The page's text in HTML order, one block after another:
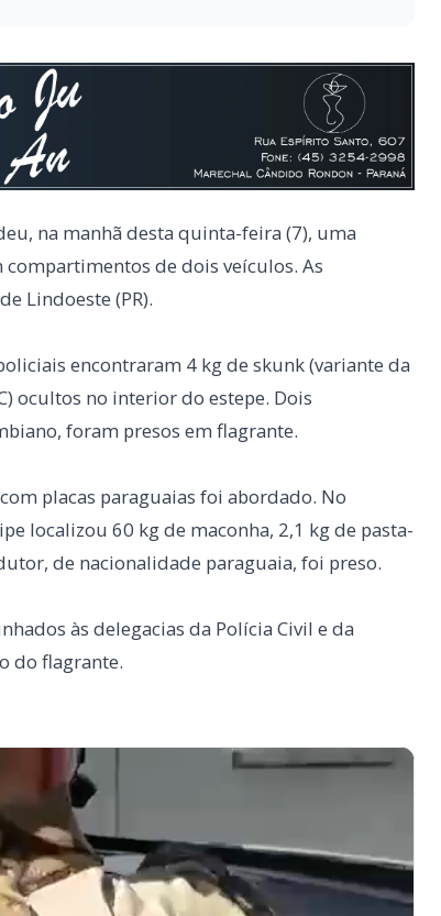
na manhã desta quinta-feira (7), uma
de dois veículos. As
Lindoeste (PR).
ocultos no interior do estepe. Dois
foram presos em flagrante.
localizou 60 kg de maconha, 2,1 kg de pasta-
de nacionalidade paraguaia, foi preso.
do flagrante.